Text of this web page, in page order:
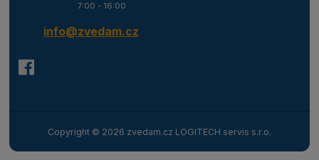
7:00 - 16:00
info@zvedam.cz
Copyright © 2026 zvedam.cz LOGITECH servis s.r.o.